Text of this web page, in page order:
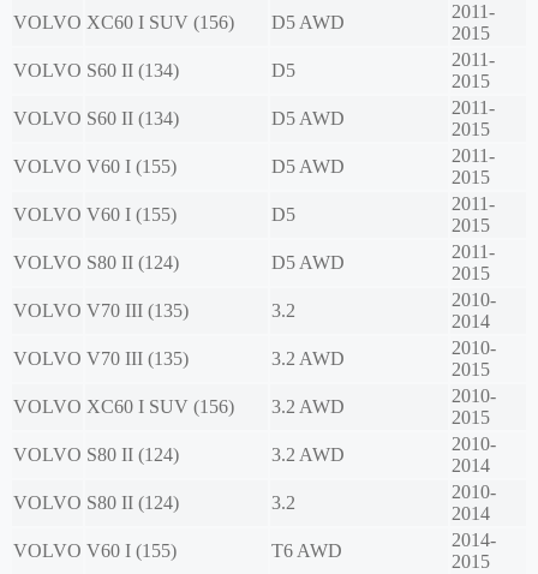
VOLVO XC60 I SUV (156) D5 AWD
2011-
2015
VOLVO S60 II (134) D5
2011-
2015
VOLVO S60 II (134) D5 AWD
2011-
2015
VOLVO V60 I (155) D5 AWD
2011-
2015
VOLVO V60 I (155) D5
2011-
2015
VOLVO S80 II (124) D5 AWD
2011-
2015
VOLVO V70 III (135) 3.2
2010-
2014
VOLVO V70 III (135) 3.2 AWD
2010-
2015
VOLVO XC60 I SUV (156) 3.2 AWD
2010-
2015
VOLVO S80 II (124) 3.2 AWD
2010-
2014
VOLVO S80 II (124) 3.2
2010-
2014
VOLVO V60 I (155) T6 AWD
2014-
2015